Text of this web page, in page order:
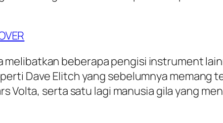
melibatkan beberapa pengisi instrument
Dave Elitch yang sebelumnya memang
Volta, serta satu lagi manusia gila yang